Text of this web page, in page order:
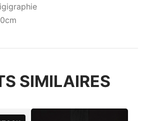
SIMILAIRES